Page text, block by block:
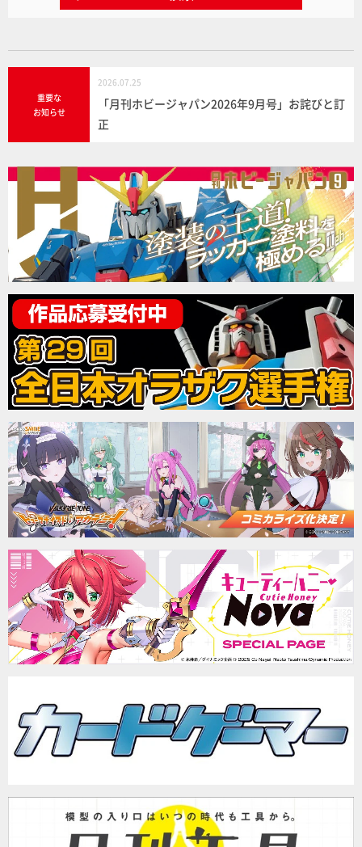
重要な
お知らせ
2026.07.25
「月刊ホビージャパン2026年9月号」お詫びと訂
正